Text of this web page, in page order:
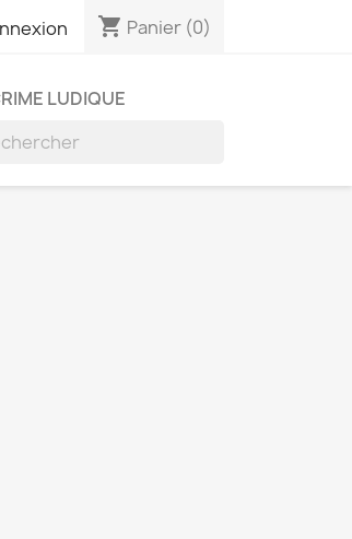
shopping_cart Panier (0)
LUDIQUE